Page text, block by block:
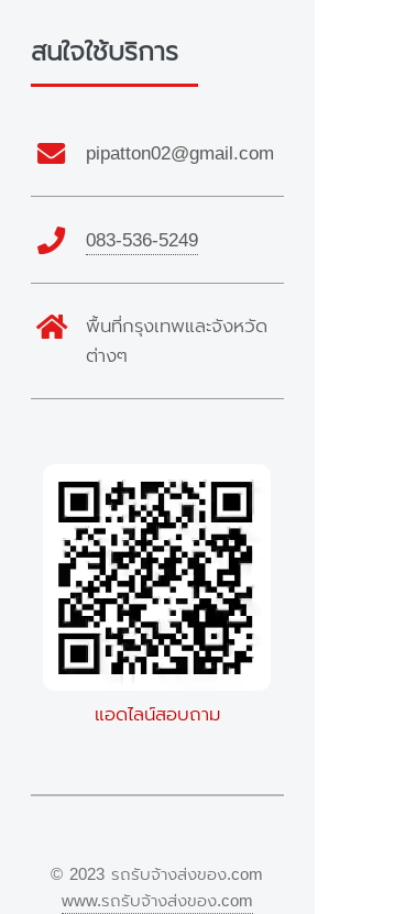
สนใจใช้บริการ
pipatton02@gmail.com
083-536-5249
พื้นที่กรุงเทพและจังหวัด
ต่างๆ
แอดไลน์สอบถาม
© 2023 รถรับจ้างส่งของ.com
www.รถรับจ้างส่งของ.com